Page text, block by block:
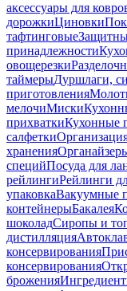
аксессуары для
дорожкиЦиновки
тафтинговые
принадлежности
овощерезки
таймерыДуршлаги,
приготовления
мелочиМиски
прихваткиКухонные
салфетки
хранения
специйПосуда для
рейлингиРейлинги
упаковкаВакуумные
контейнерыБакалея
шоколадСиропы и
дистилляция
консервирования
консервирования
брожения